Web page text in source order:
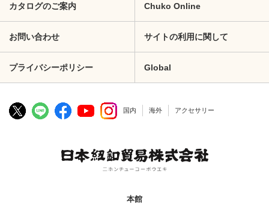
カタログのご案内 Chuko Online
お問い合わせ サイトの利用に関して
プライバシーポリシー Global
国内 海外 アクセサリー
本館